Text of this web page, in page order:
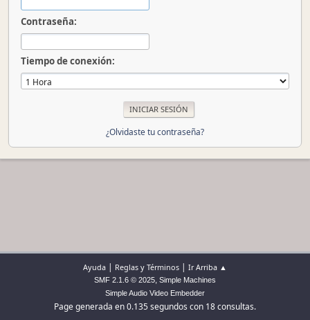
Contraseña:
Tiempo de conexión:
¿Olvidaste tu contraseña?
Ayuda | Reglas y Términos | Ir Arriba ▲
SMF 2.1.6 © 2025, Simple Machines
Simple Audio Video Embedder
Page generada en 0.135 segundos con 18 consultas.